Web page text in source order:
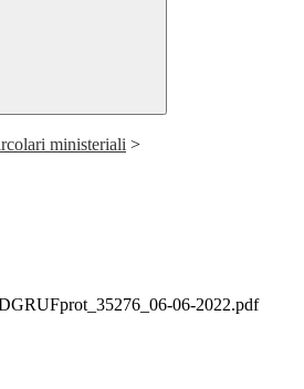
ministeriali >
06-2022.pdf